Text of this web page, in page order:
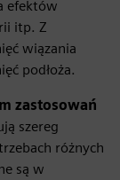
efektów
itp. Z
wiązania
podłoża.
zastosowań
szereg
różnych
są w